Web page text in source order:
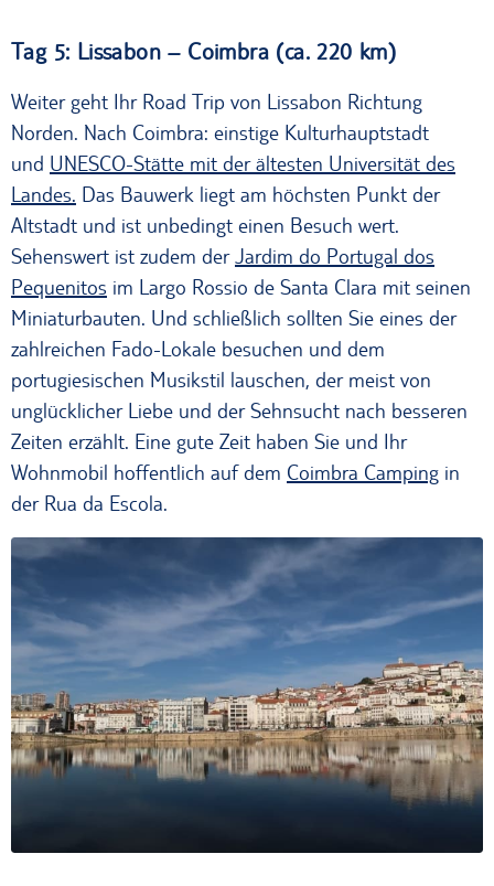
Tag 5: Lissabon – Coimbra (ca. 220 km)
Weiter geht Ihr Road Trip von Lissabon Richtung
Norden. Nach Coimbra: einstige Kulturhauptstadt
und UNESCO-Stätte mit der ältesten Universität des
Landes. Das Bauwerk liegt am höchsten Punkt der
Altstadt und ist unbedingt einen Besuch wert.
Sehenswert ist zudem derJardim do Portugal dos
Pequenitos im Largo Rossio de Santa Clara mit seinen
Miniaturbauten. Und schließlich sollten Sie eines der
zahlreichen Fado-Lokale besuchen und dem
portugiesischen Musikstil lauschen, der meist von
unglücklicher Liebe und der Sehnsucht nach besseren
Zeiten erzählt. Eine gute Zeit haben Sie und Ihr
Wohnmobil hoffentlich auf dem Coimbra Camping in
der Rua da Escola.
Coimbra Blick vom Fluss